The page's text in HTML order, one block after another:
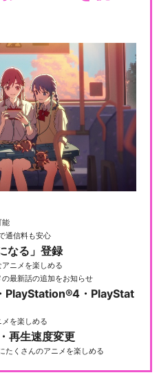
じる
能
通信料も安心
なる」登録
ニメを楽しめる
の最新話の追加をお知らせ
PlayStation®4・PlayStat
を楽しめる
再生速度変更
たくさんのアニメを楽しめる